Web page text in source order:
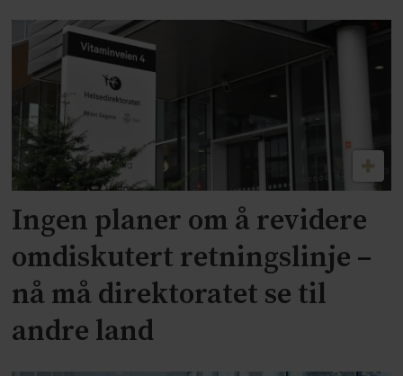
Ingen planer om å revidere
omdiskutert retningslinje –
nå må direktoratet se til
andre land